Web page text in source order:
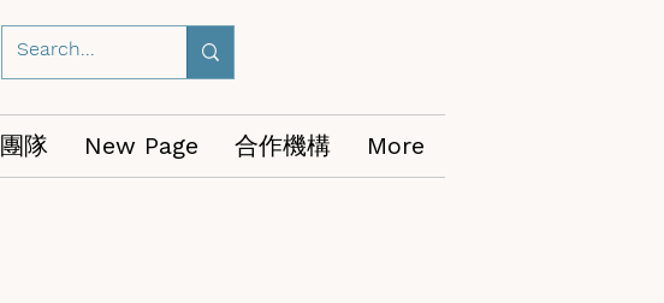
隊 New Page 合作機構 More